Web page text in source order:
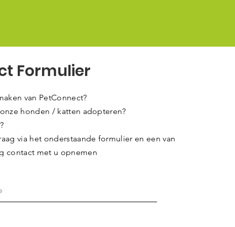
Formulier
van PetConnect?
honden / katten adopteren?
via het onderstaande formulier en een van
contact met u opnemen